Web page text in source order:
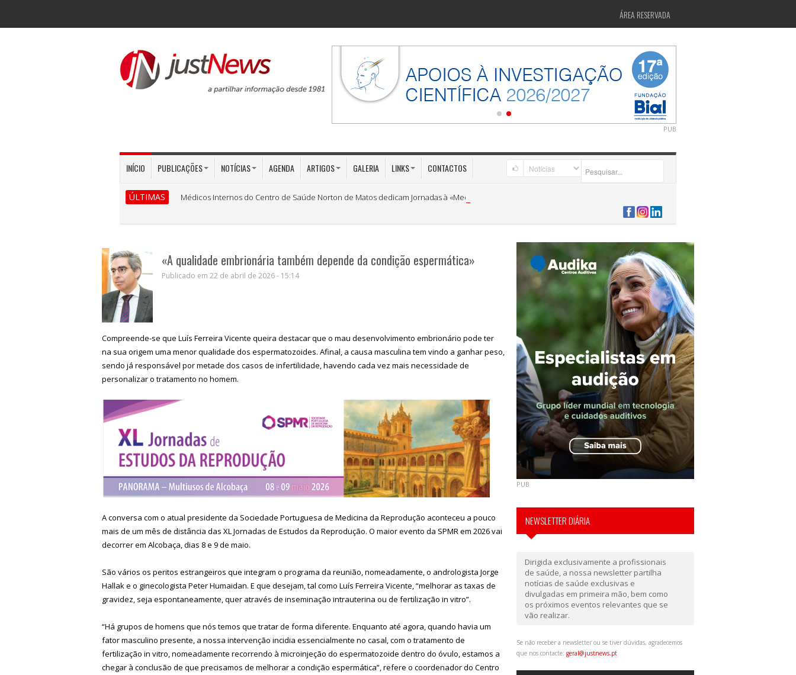
ÁREA RESERVADA
PUB
INÍCIO PUBLICAÇÕES NOTÍCIAS AGENDA ARTIGOS GALERIA LINKS CONTACTOS
ÚLTIMAS Médicos Internos do Centro de Saúde Norton de Matos dedicam Jornadas à «Medicina Preventiva»
«A qualidade embrionária também depende da condição espermática»
Publicado em 22 de abril de 2026 - 15:14
Compreende-se que Luís Ferreira Vicente queira destacar que o mau desenvolvimento embrionário pode ter
na sua origem uma menor qualidade dos espermatozoides. Afinal, a causa masculina tem vindo a ganhar peso,
sendo já responsável por metade dos casos de infertilidade, havendo cada vez mais necessidade de
personalizar o tratamento no homem.
A conversa com o atual presidente da Sociedade Portuguesa de Medicina da Reprodução aconteceu a pouco
mais de um mês de distância das XL Jornadas de Estudos da Reprodução. O maior evento da SPMR em 2026 vai
decorrer em Alcobaça, dias 8 e 9 de maio.
São vários os peritos estrangeiros que integram o programa da reunião, nomeadamente, o andrologista Jorge
Hallak e o ginecologista Peter Humaidan. E que desejam, tal como Luís Ferreira Vicente, “melhorar as taxas de
gravidez, seja espontaneamente, quer através de inseminação intrauterina ou de fertilização in vitro”.
“Há grupos de homens que nós temos que tratar de forma diferente. Enquanto até agora, quando havia um
fator masculino presente, a nossa intervenção incidia essencialmente no casal, com o tratamento de
fertilização in vitro, nomeadamente recorrendo à microinjeção do espermatozoide dentro do óvulo, estamos a
chegar à conclusão de que precisamos de melhorar a condição espermática”, refere o coordenador do Centro
PUB
NEWSLETTER DIÁRIA
Dirigida exclusivamente a profissionais
de saúde, a nossa newsletter partilha
notícias de saúde exclusivas e
divulgadas em primeira mão, bem como
os próximos eventos relevantes que se
vão realizar.
Se não receber a newsletter ou se tiver dúvidas, agradecemos
que nos contacte: geral@justnews.pt